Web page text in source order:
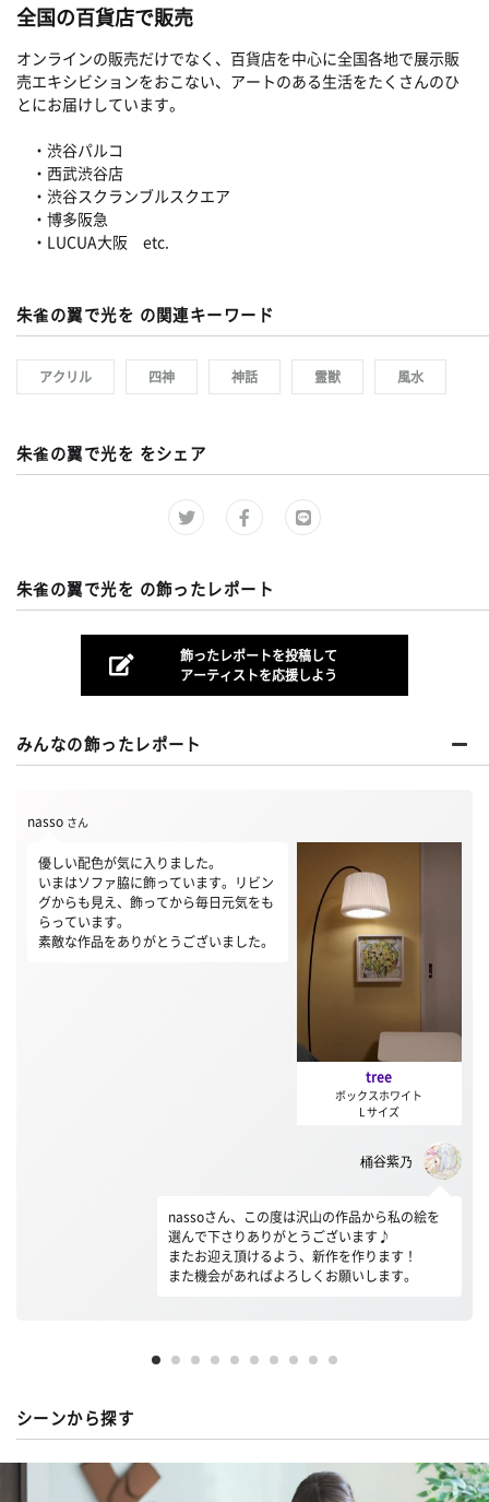
全国の百貨店で販売
オンラインの販売だけでなく、百貨店を中心に全国各地で展示販
売エキシビションをおこない、アートのある生活をたくさんのひ
とにお届けしています。
・渋谷パルコ
・西武渋谷店
・渋谷スクランブルスクエア
・博多阪急
・LUCUA大阪 etc.
朱雀の翼で光を の関連キーワード
アクリル 四神 神話 霊獣 風水
朱雀の翼で光を をシェア
朱雀の翼で光を の飾ったレポート
飾ったレポートを投稿して
アーティストを応援しよう
みんなの飾ったレポート
nasso さん
優しい配色が気に入りました。
いまはソファ脇に飾っています。リビン
グからも見え、飾ってから毎日元気をも
らっています。
素敵な作品をありがとうございました。
tree
ボックスホワイト
L サイズ
桶谷紫乃
nassoさん、この度は沢山の作品から私の絵を
選んで下さりありがとうございます♪
またお迎え頂けるよう、新作を作ります！
また機会があればよろしくお願いします。
シーンから探す